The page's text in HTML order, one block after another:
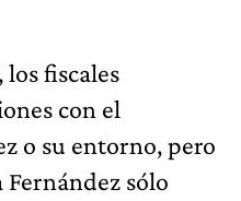
fiscales
con el
o su entorno, pero
sólo